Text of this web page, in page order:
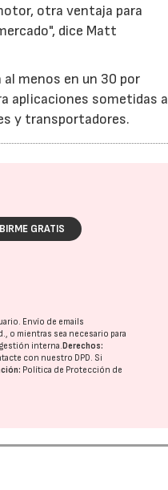
otra ventaja para
dice Matt
menos en un 30 por
aplicaciones sometidas a
y transportadores.
GRATIS
Envío de emails
o mientras sea necesario para
interna.Derechos:
con nuestro DPD. Si
Política de Protección de
29/07/2026